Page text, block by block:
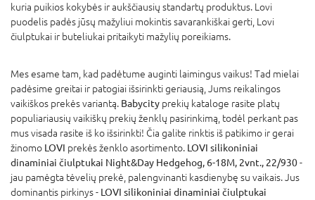
kuria puikios kokybės ir aukščiausių standartų produktus. Lovi
puodelis padės jūsų mažyliui mokintis savarankiškai gerti, Lovi
čiulptukai ir buteliukai pritaikyti mažylių poreikiams.
Mes esame tam, kad padėtume auginti laimingus vaikus! Tad mielai
padėsime greitai ir patogiai išsirinkti geriausią, Jums reikalingos
vaikiškos prekės variantą. Babycity prekių kataloge rasite platų
populiariausių vaikiškų prekių ženklų pasirinkimą, todėl perkant pas
mus visada rasite iš ko išsirinkti! Čia galite rinktis iš patikimo ir gerai
žinomo LOVI prekės ženklo asortimento. LOVI silikoniniai
dinaminiai čiulptukai Night&Day Hedgehog, 6-18M, 2vnt., 22/930-
jau pamėgta tėvelių prekė, palengvinanti kasdienybę su vaikais. Jus
dominantis pirkinys - LOVI silikoniniai dinaminiai čiulptukai